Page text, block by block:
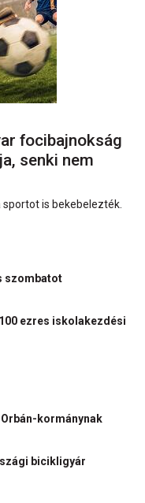
focibajnokság
senki nem
is bekebelezték.
szombatot
ezres iskolakezdési
kormánynak
bicikligyár